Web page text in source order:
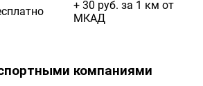
+ 30 руб. за 1 км от
МКАД
компаниями